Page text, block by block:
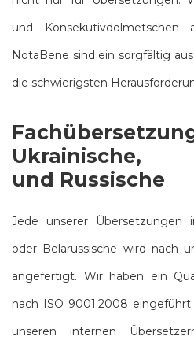
und
NotaBene sind ein sorgfältig
die schwierigsten
Ukrainische,
und Russische
Jede unserer Übersetzungen
oder Belarussische wird nach
angefertigt. Wir haben ein
nach ISO 9001:2008
unseren internen